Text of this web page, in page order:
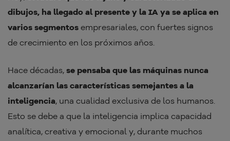
dibujos, ha llegado al presente y la IA ya se aplica en
varios segmentos empresariales, con fuertes signos
de crecimiento en los próximos años.
Hace décadas, se pensaba que las máquinas nunca
alcanzarían las características semejantes a la
inteligencia, una cualidad exclusiva de los humanos.
Esto se debe a que la inteligencia implica capacidad
analítica, creativa y emocional y, durante muchos